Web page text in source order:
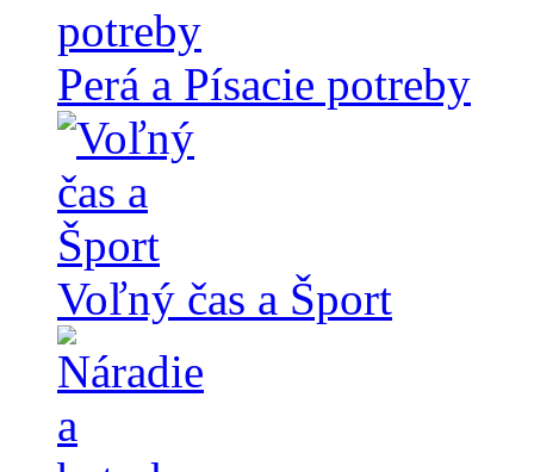
Perá a Písacie potreby
Voľný čas a Šport